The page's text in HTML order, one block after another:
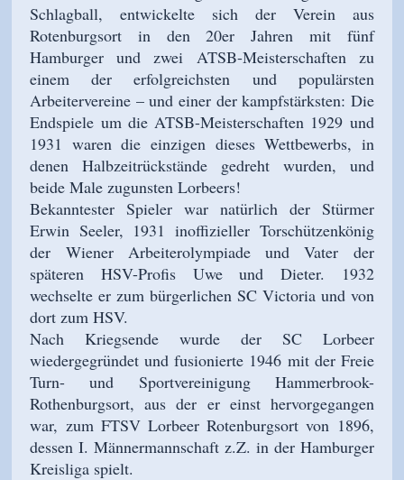
Schlagball, entwickelte sich der Verein aus
Rotenburgsort in den 20er Jahren mit fünf
Hamburger und zwei ATSB-Meisterschaften zu
einem der erfolgreichsten und populärsten
Arbeitervereine – und einer der kampfstärksten: Die
Endspiele um die ATSB-Meisterschaften 1929 und
1931 waren die einzigen dieses Wettbewerbs, in
denen Halbzeitrückstände gedreht wurden, und
beide Male zugunsten Lorbeers!
Bekanntester Spieler war natürlich der Stürmer
Erwin Seeler, 1931 inoffizieller Torschützenkönig
der Wiener Arbeiterolympiade und Vater der
späteren HSV-Profis Uwe und Dieter. 1932
wechselte er zum bürgerlichen SC Victoria und von
dort zum HSV.
Nach Kriegsende wurde der SC Lorbeer
wiedergegründet und fusionierte 1946 mit der Freie
Turn- und Sportvereinigung Hammerbrook-
Rothenburgsort, aus der er einst hervorgegangen
war, zum FTSV Lorbeer Rotenburgsort von 1896,
dessen I. Männermannschaft z.Z. in der Hamburger
Kreisliga spielt.